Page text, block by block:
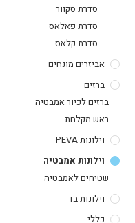
סדרת סקוור
סדרת פאלאס
סדרת קלאס
אביזרים מונחים
ברזים
ברזים לכיור אמבטיה
ראש מקלחת
וילונות PEVA
וילונות אמבטיה
שטיחים לאמבטיה
וילונות בד
כללי